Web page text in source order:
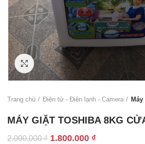
Click to enlarge
Trang chủ Điện tử - Điện lạnh - Camera
MÁY GIẶT TOSHIBA 8KG
2.000.000₫ Giá
1.800.000 ₫Giá